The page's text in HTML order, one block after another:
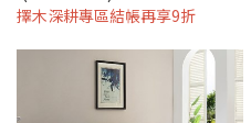
擇木深耕專區結帳再享9折